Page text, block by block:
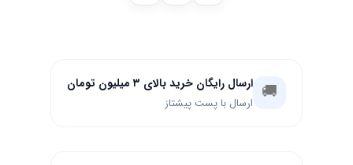
🚚 ارسال رایگان خرید بالای ۳ میلیون تومان
ارسال با پست پیشتاز